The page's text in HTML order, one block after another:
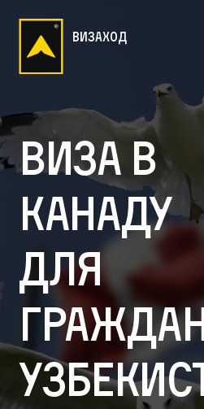
визаход
Виза в
Канаду
для